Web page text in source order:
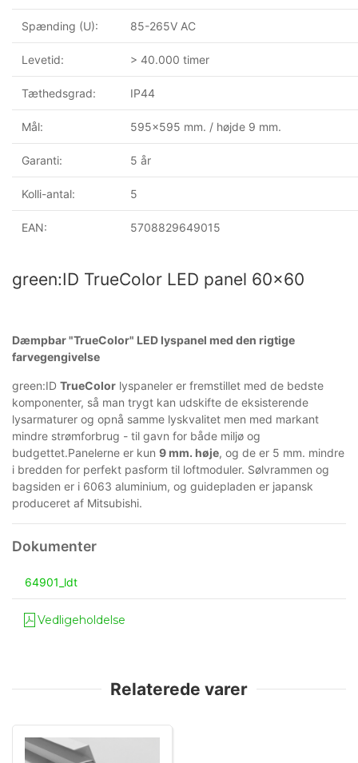
Spænding (U): 85-265V AC
Levetid: > 40.000 timer
Tæthedsgrad: IP44
Mål: 595x595 mm. / højde 9 mm.
Garanti: 5 år
Kolli-antal: 5
EAN: 5708829649015
green:ID TrueColor LED panel 60x60
Dæmpbar "TrueColor" LED lyspanel med den rigtige
farvegengivelse
green:ID TrueColor lyspaneler er fremstillet med de bedste
komponenter, så man trygt kan udskifte de eksisterende
lysarmaturer og opnå samme lyskvalitet men med markant
mindre strømforbrug - til gavn for både miljø og
budgettet.Panelerne er kun 9 mm. høje, og de er 5 mm. mindre
i bredden for perfekt pasform til loftmoduler. Sølvrammen og
bagsiden er i 6063 aluminium, og guidepladen er japansk
produceret af Mitsubishi.
64901_ldt
Vedligeholdelse
Relaterede varer